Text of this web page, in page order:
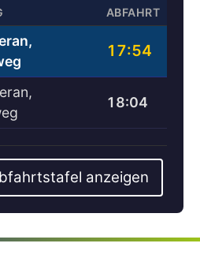
ABFAHRT
17:54
18:04
anzeigen